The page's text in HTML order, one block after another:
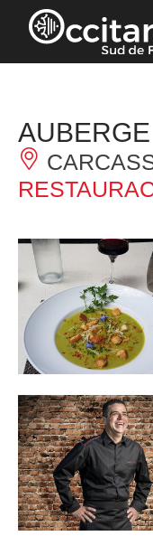
Panel de gestión de